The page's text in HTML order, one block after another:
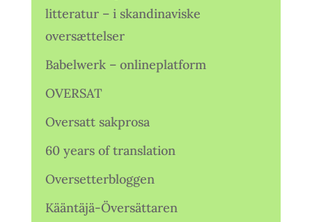
litteratur – i skandinaviske
oversættelser
Babelwerk – onlineplatform
OVERSAT
Oversatt sakprosa
60 years of translation
Oversetterbloggen
Kääntäjä-Översättaren